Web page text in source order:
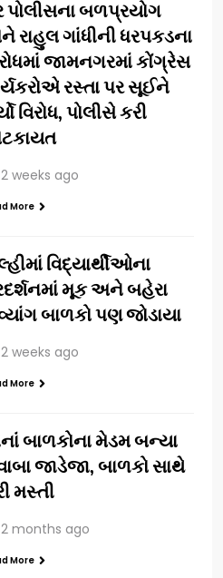
પોલીસના બળપ્રયોગ
રાહુલ ગાંધીની ધરપકડના
જામનગરમાં કોંગ્રેસ
રસ્તા પર સૂઈને
વિરોધ, પોલીસે કરી
2 weeks ago
More
વિદ્યાર્થીઓના
મૂક અને બહેરા
બાળકો પણ જોડાયા
2 weeks ago
More
બાળકોના મેડમ બન્યા
જાડેજા, બાળકો સાથે
મસ્તી
2 months ago
More